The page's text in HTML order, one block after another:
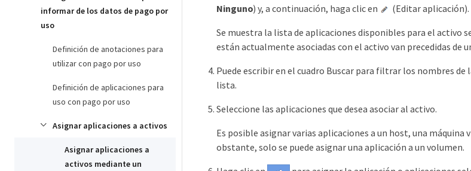
informar de los datos de pago por
uso
Definición de anotaciones para
utilizar con pago por uso
Definición de aplicaciones para
uso con pago por uso
Asignar aplicaciones a activos
Asignar aplicaciones a
activos mediante un
Ninguno) y, a continuación, haga clic en
(Editar aplicación).
Se muestra la lista de aplicaciones disponibles para el activo
están actualmente asociadas con el activo van precedidas de
Puede escribir en el cuadro Buscar para filtrar los nombres de
lista.
Seleccione las aplicaciones que desea asociar al activo.
Es posible asignar varias aplicaciones a un host, una
obstante, solo se puede asignar una aplicación a un volumen.